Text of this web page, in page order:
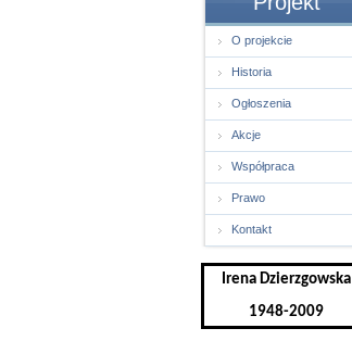
O projekcie
Historia
Ogłoszenia
Akcje
Współpraca
Prawo
Kontakt
Irena Dzierzgowska
1948-2009